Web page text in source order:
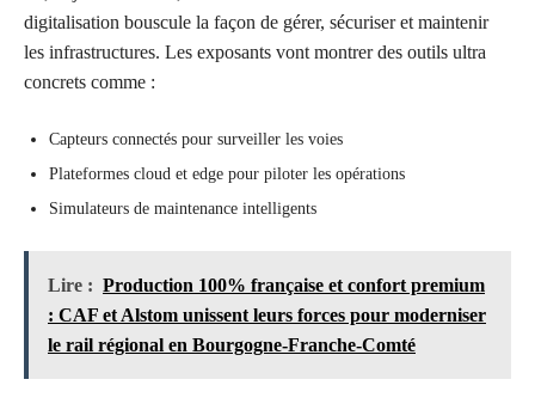
digitalisation bouscule la façon de gérer, sécuriser et maintenir
les infrastructures. Les exposants vont montrer des outils ultra
concrets comme :
Capteurs connectés pour surveiller les voies
Plateformes cloud et edge pour piloter les opérations
Simulateurs de maintenance intelligents
Lire : Production 100% française et confort premium
: CAF et Alstom unissent leurs forces pour moderniser
le rail régional en Bourgogne-Franche-Comté